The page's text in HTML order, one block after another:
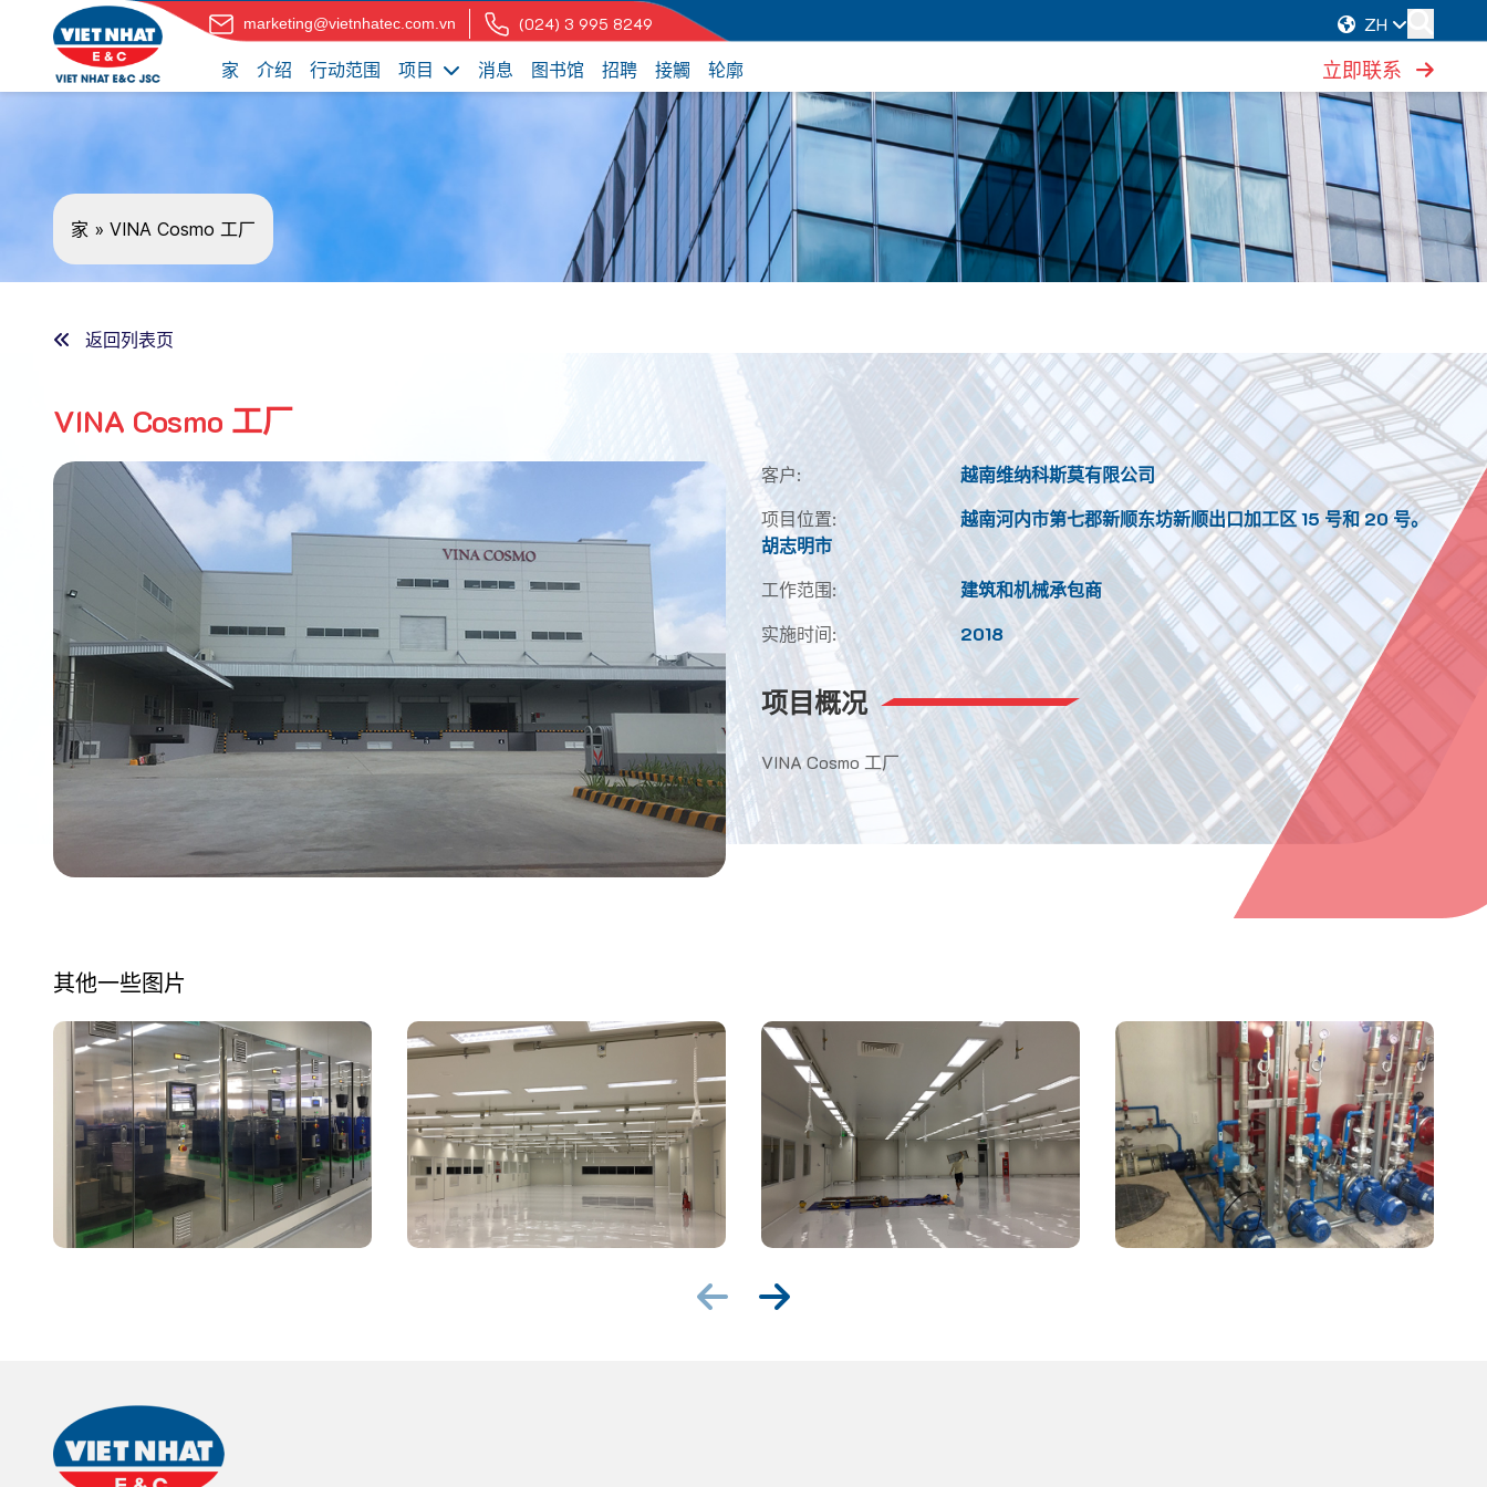
marketing@vietnhatec.com.vn (024) 3 995 8249
ZH
家
介绍 行动范围 项目 消息 图书馆 招聘 接觸 轮廓 立即联系
家 » VINA Cosmo 工厂
返回列表页
VINA Cosmo 工厂
客户:
越南维纳科斯莫有限公司
项目位置:
越南河内市第七郡新顺东坊新顺出口加工区 15 号和 20 号。
胡志明市
工作范围:
建筑和机械承包商
实施时间:
2018
项目概况
VINA Cosmo 工厂
其他一些图片